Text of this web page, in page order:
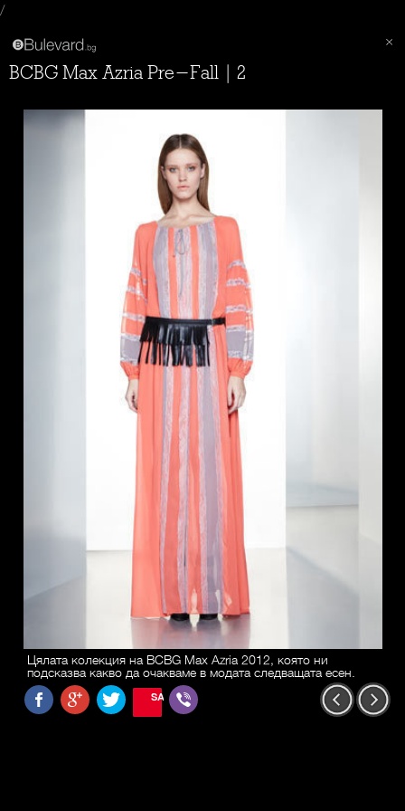
/
BCBG Max Azria Pre-Fall | 2
Цялата колекция на BCBG Max Azria 2012, която ни
подсказва какво да очакваме в модата следващата есен.
SAVE